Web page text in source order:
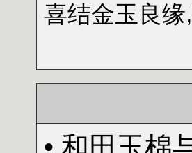
喜结金玉良缘